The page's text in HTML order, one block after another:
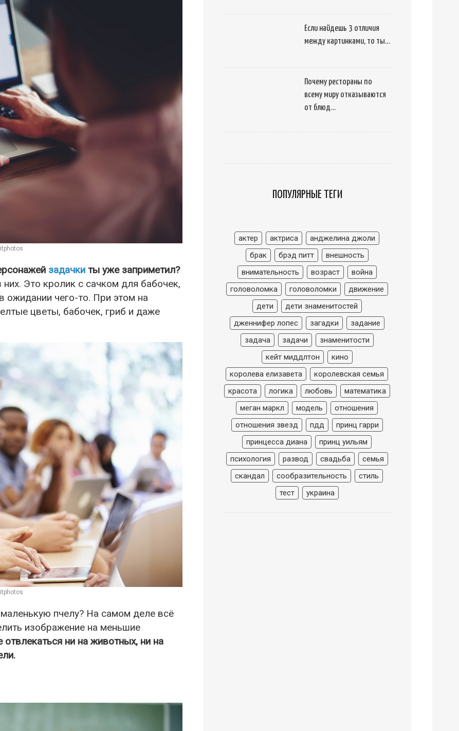
задачки ты уже заприметил?
Это кролик с сачком для бабочек,
ожидании чего-то. При этом на
цветы, бабочек, гриб и даже
пчелу? На самом деле всё
изображение на меньшие
ни на животных, ни на
Если найдешь 3 отличия
между картинками, то ты…
Почему рестораны по
всему миру отказываются
от блюд…
ПОПУЛЯРНЫЕ ТЕГИ
актер актриса
анджелина джоли
брак
брэд питт
внешность
внимательность
возраст
война
головоломка
головоломки
движение
дети
дети знаменитостей
дженнифер лопес
загадки
задание
задача
задачи
знаменитости
кейт миддлтон
кино
королева елизавета
королевская семья
красота
логика любовь
математика
меган маркл
модель
отношения
отношения звезд
пдд
принц гарри
принцесса диана
принц уильям
психология
развод свадьба
семья
скандал
сообразительность
стиль
тест
украина